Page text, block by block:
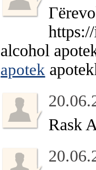
alcohol
apotek
Rask